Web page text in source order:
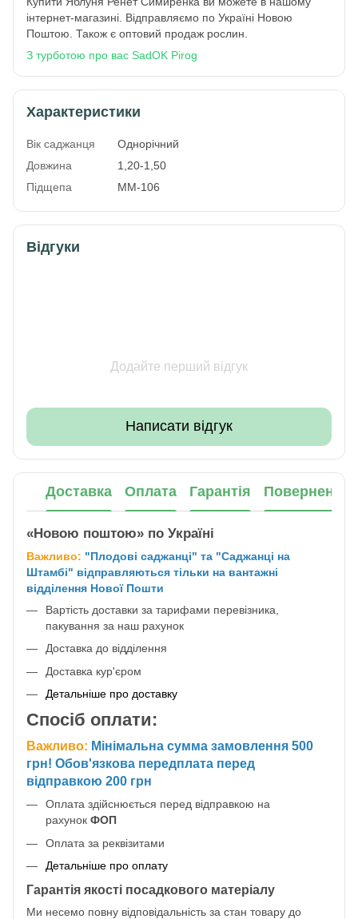
інтернет-магазині. Відправляємо по Україні Новою
Поштою. Також є оптовий продаж рослин.
З турботою про вас SadOK Pirog
Характеристики
Вік саджанця
Однорічний
Довжина
1,20-1,50
Підщепа
ММ-106
Відгуки
Додайте перший відгук
Написати відгук
Доставка Оплата Гарантія Повернення
«Новою поштою» по Україні
Важливо: "Плодові саджанці" та "Саджанці на
Штамбі" відправляються тільки на вантажні
відділення Нової Пошти
Вартість доставки за тарифами перевізника,
пакування за наш рахунок
Доставка до відділення
Доставка кур'єром
Детальніше про доставку
Спосіб оплати:
Важливо: Мінімальна сумма замовлення 500
грн! Обов'язкова передплата перед
відправкою 200 грн
Оплата здійснюється перед відправкою на
рахунок ФОП
Оплата за реквізитами
Детальніше про оплату
Гарантія якості посадкового матеріалу
Ми несемо повну відповідальність за стан товару до